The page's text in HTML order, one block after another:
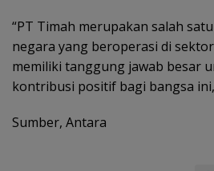
“PT Timah merupakan salah
negara yang beroperasi di
memiliki tanggung jawab besar
kontribusi positif bagi bangsa
Sumber, Antara